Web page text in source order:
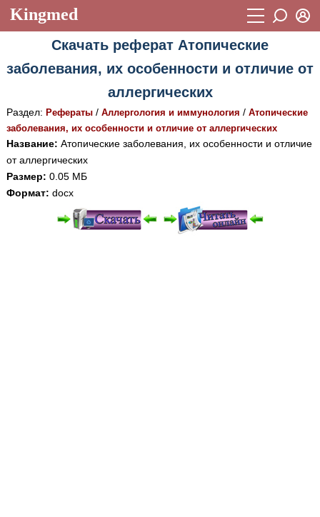
Kingmed
Учебный материал
Видеогалерея 899
Истории болезней 1268
Лекции и презентации
Аккредитационные тесты
Методические рекомендации 1050
Восстановить пароль
Регистрация
Скачать реферат Атопические
заболевания, их особенности и отличие от
аллергических
Раздел: Рефераты/ Аллергология и иммунология / Атопические
заболевания, их особенности и отличие от аллергических
Название: Атопические заболевания, их особенности и отличие
от аллергических
Размер: 0.05 МБ
Формат: docx